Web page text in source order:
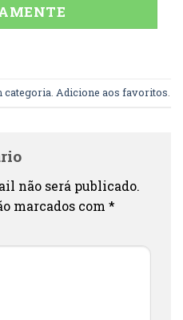
categoria Adicione aos favoritos
não será publicado.
marcados com *